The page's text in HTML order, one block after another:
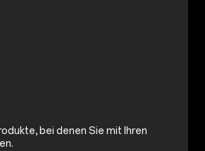
bei denen Sie mit Ihren